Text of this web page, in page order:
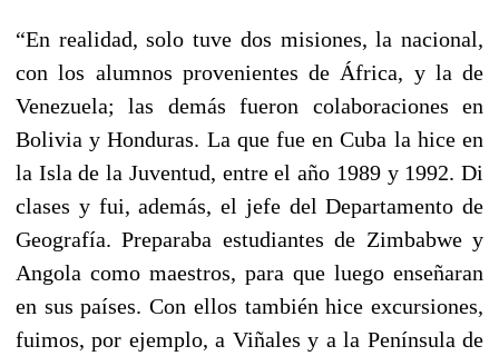
“En realidad, solo tuve dos misiones, la nacional,
con los alumnos provenientes de África, y la de
Venezuela; las demás fueron colaboraciones en
Bolivia y Honduras. La que fue en Cuba la hice en
la Isla de la Juventud, entre el año 1989 y 1992. Di
clases y fui, además, el jefe del Departamento de
Geografía. Preparaba estudiantes de Zimbabwe y
Angola como maestros, para que luego enseñaran
en sus países. Con ellos también hice excursiones,
fuimos, por ejemplo, a Viñales y a la Península de